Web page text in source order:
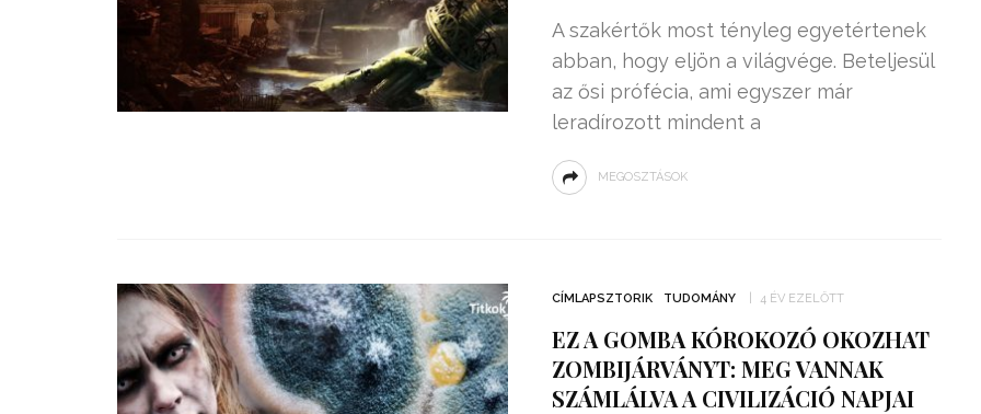
A szakértők most tényleg egyetértenek
abban, hogy eljön a világvége. Beteljesül
az ősi prófécia, ami egyszer már
leradírozott mindent a
MEGOSZTÁSOK
CÍMLAPSZTORIK TUDOMÁNY 4 ÉV EZELŐTT
EZ A GOMBA KÓROKOZÓ OKOZHAT
ZOMBIJÁRVÁNYT: MEG VANNAK
SZÁMLÁLVA A CIVILIZÁCIÓ NAPJAI